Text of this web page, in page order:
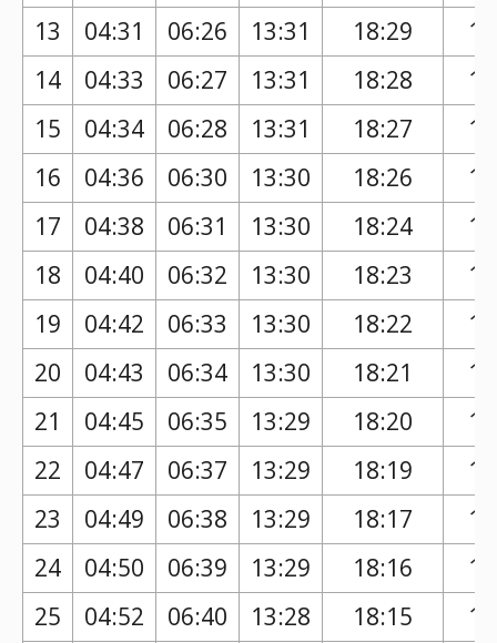
13 04:31 06:26 13:31 18:29
14
04:33 06:27 13:31 18:28
15
04:34 06:28 13:31 18:27
16
04:36 06:30 13:30 18:26
17
04:38 06:31 13:30 18:24
18
04:40 06:32 13:30 18:23
19
04:42 06:33 13:30 18:22
20
04:43 06:34 13:30 18:21
21
04:45 06:35 13:29 18:20
22
04:47 06:37 13:29 18:19
23
04:49 06:38 13:29 18:17
24
04:50 06:39 13:29 18:16
25
04:52 06:40 13:28 18:15